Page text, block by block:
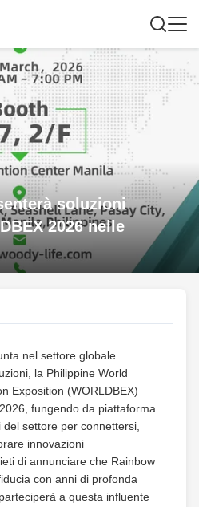
soluzioni
2026 nelle
nel settore globale
la Philippine World
Exposition (WORLDBEX)
fungendo da piattaforma
settore per connettersi,
innovazioni
di annunciare che Rainbow
con anni di profonda
a questa influente